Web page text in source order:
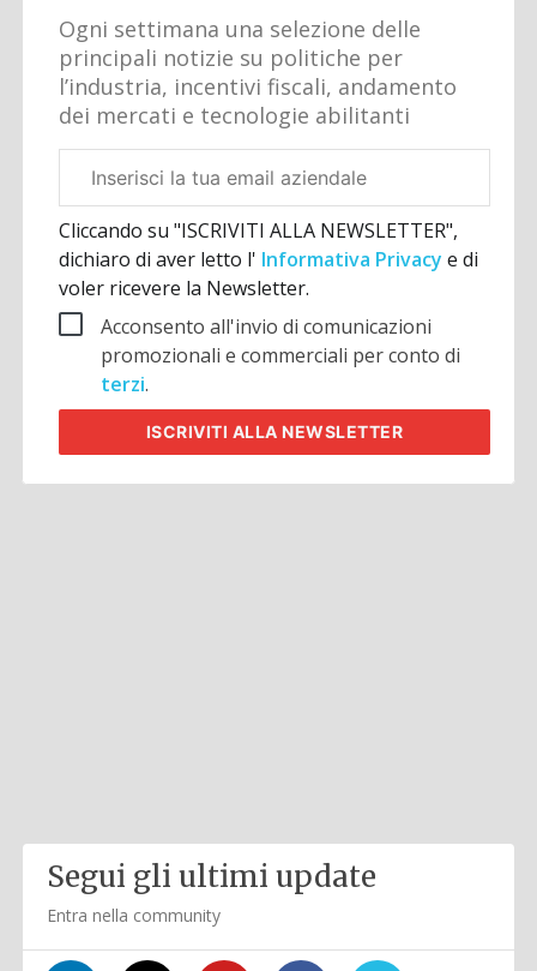
Ogni settimana una selezione delle
principali notizie su politiche per
l’industria, incentivi fiscali, andamento
dei mercati e tecnologie abilitanti
aziendale
Cliccando su "ISCRIVITI ALLA NEWSLETTER",
dichiaro di aver letto l' Informativa Privacye di
voler ricevere la Newsletter.
Acconsento all'invio di comunicazioni
promozionali e commerciali per conto di
terzi.
ISCRIVITI ALLA NEWSLETTER
Segui gli ultimi update
Entra nella community